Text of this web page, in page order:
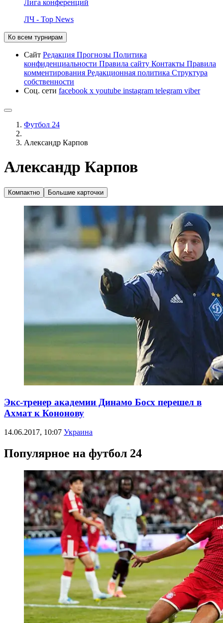
Лига конференций
ЛЧ - Top News
Ко всем турнирам
Сайт Редакция Прогнозы Политика
конфиденциальности Правила сайту Контакты Правила
комментирования Редакционная политика Структура
собственности
Соц. сети facebook x youtube instagram telegram viber
Футбол 24
Александр Карпов
Александр Карпов
Компактно Большие карточки
Экс-тренер академии Динамо Босх перешел в
Ахмат к Кононову
14.06.2017, 10:07 Украина
Популярное на футбол 24